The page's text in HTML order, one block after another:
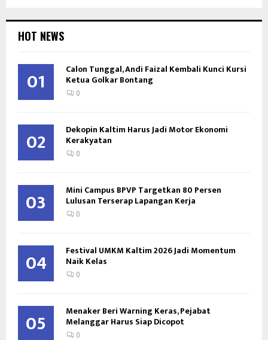
HOT NEWS
01 Calon Tunggal, Andi Faizal Kembali Kunci Kursi
Ketua Golkar Bontang
0
02 Dekopin Kaltim Harus Jadi Motor Ekonomi
Kerakyatan
0
03 Mini Campus BPVP Targetkan 80 Persen
Lulusan Terserap Lapangan Kerja
0
04 Festival UMKM Kaltim 2026 Jadi Momentum
Naik Kelas
0
05 Menaker Beri Warning Keras, Pejabat
Melanggar Harus Siap Dicopot
0